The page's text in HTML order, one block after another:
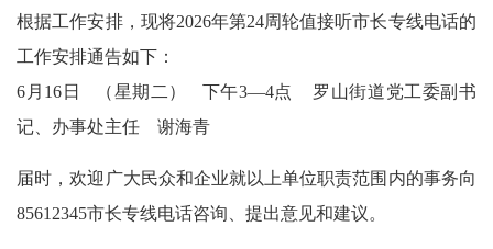
根据工作安排，现将2026年第24周轮值接听市长专线电话的
工作安排通告如下：
6月16日
（星期二）
下午3—4点 罗山街道党工委副书
记、办事处主任 谢海青
届时，欢迎广大民众和企业就以上单位职责范围内的事务向
85612345市长专线电话咨询、提出意见和建议。